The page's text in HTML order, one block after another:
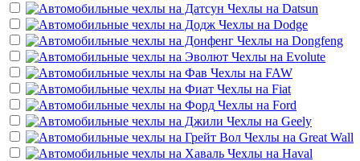
Чехлы на Datsun
Чехлы на Dodge
Чехлы на Dongfeng
Чехлы на Evolute
Чехлы на FAW
Чехлы на Fiat
Чехлы на Ford
Чехлы на Geely
Чехлы на Great Wall
Чехлы на Haval